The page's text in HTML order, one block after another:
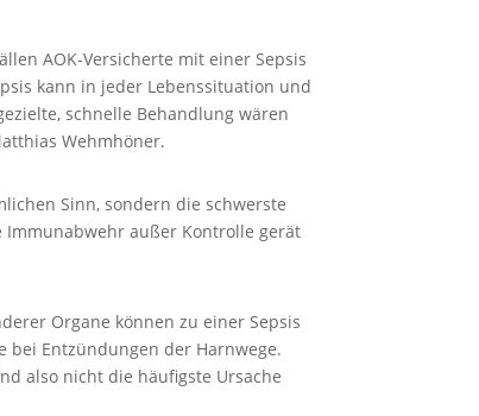
AOK-Versicherte mit einer Sepsis
kann in jeder Lebenssituation und
schnelle Behandlung wären
Wehmhöner.
Sinn, sondern die schwerste
außer Kontrolle gerät
Organe können zu einer Sepsis
bei Entzündungen der Harnwege.
also nicht die häufigste Ursache